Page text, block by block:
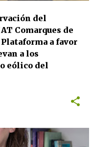
del
Comarques de
a favor
a los
eólico del